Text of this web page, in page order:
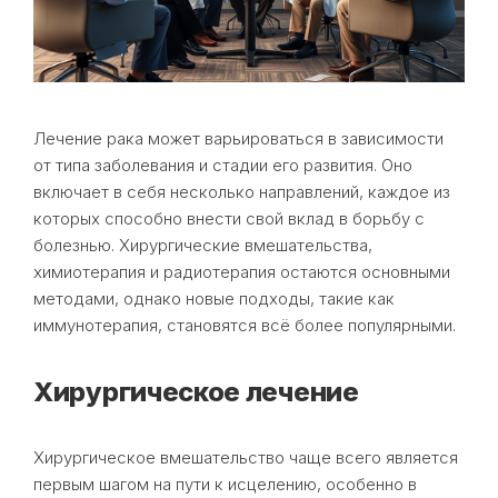
Лечение рака может варьироваться в зависимости
от типа заболевания и стадии его развития. Оно
включает в себя несколько направлений, каждое из
которых способно внести свой вклад в борьбу с
болезнью. Хирургические вмешательства,
химиотерапия и радиотерапия остаются основными
методами, однако новые подходы, такие как
иммунотерапия, становятся всё более популярными.
Хирургическое лечение
Хирургическое вмешательство чаще всего является
первым шагом на пути к исцелению, особенно в